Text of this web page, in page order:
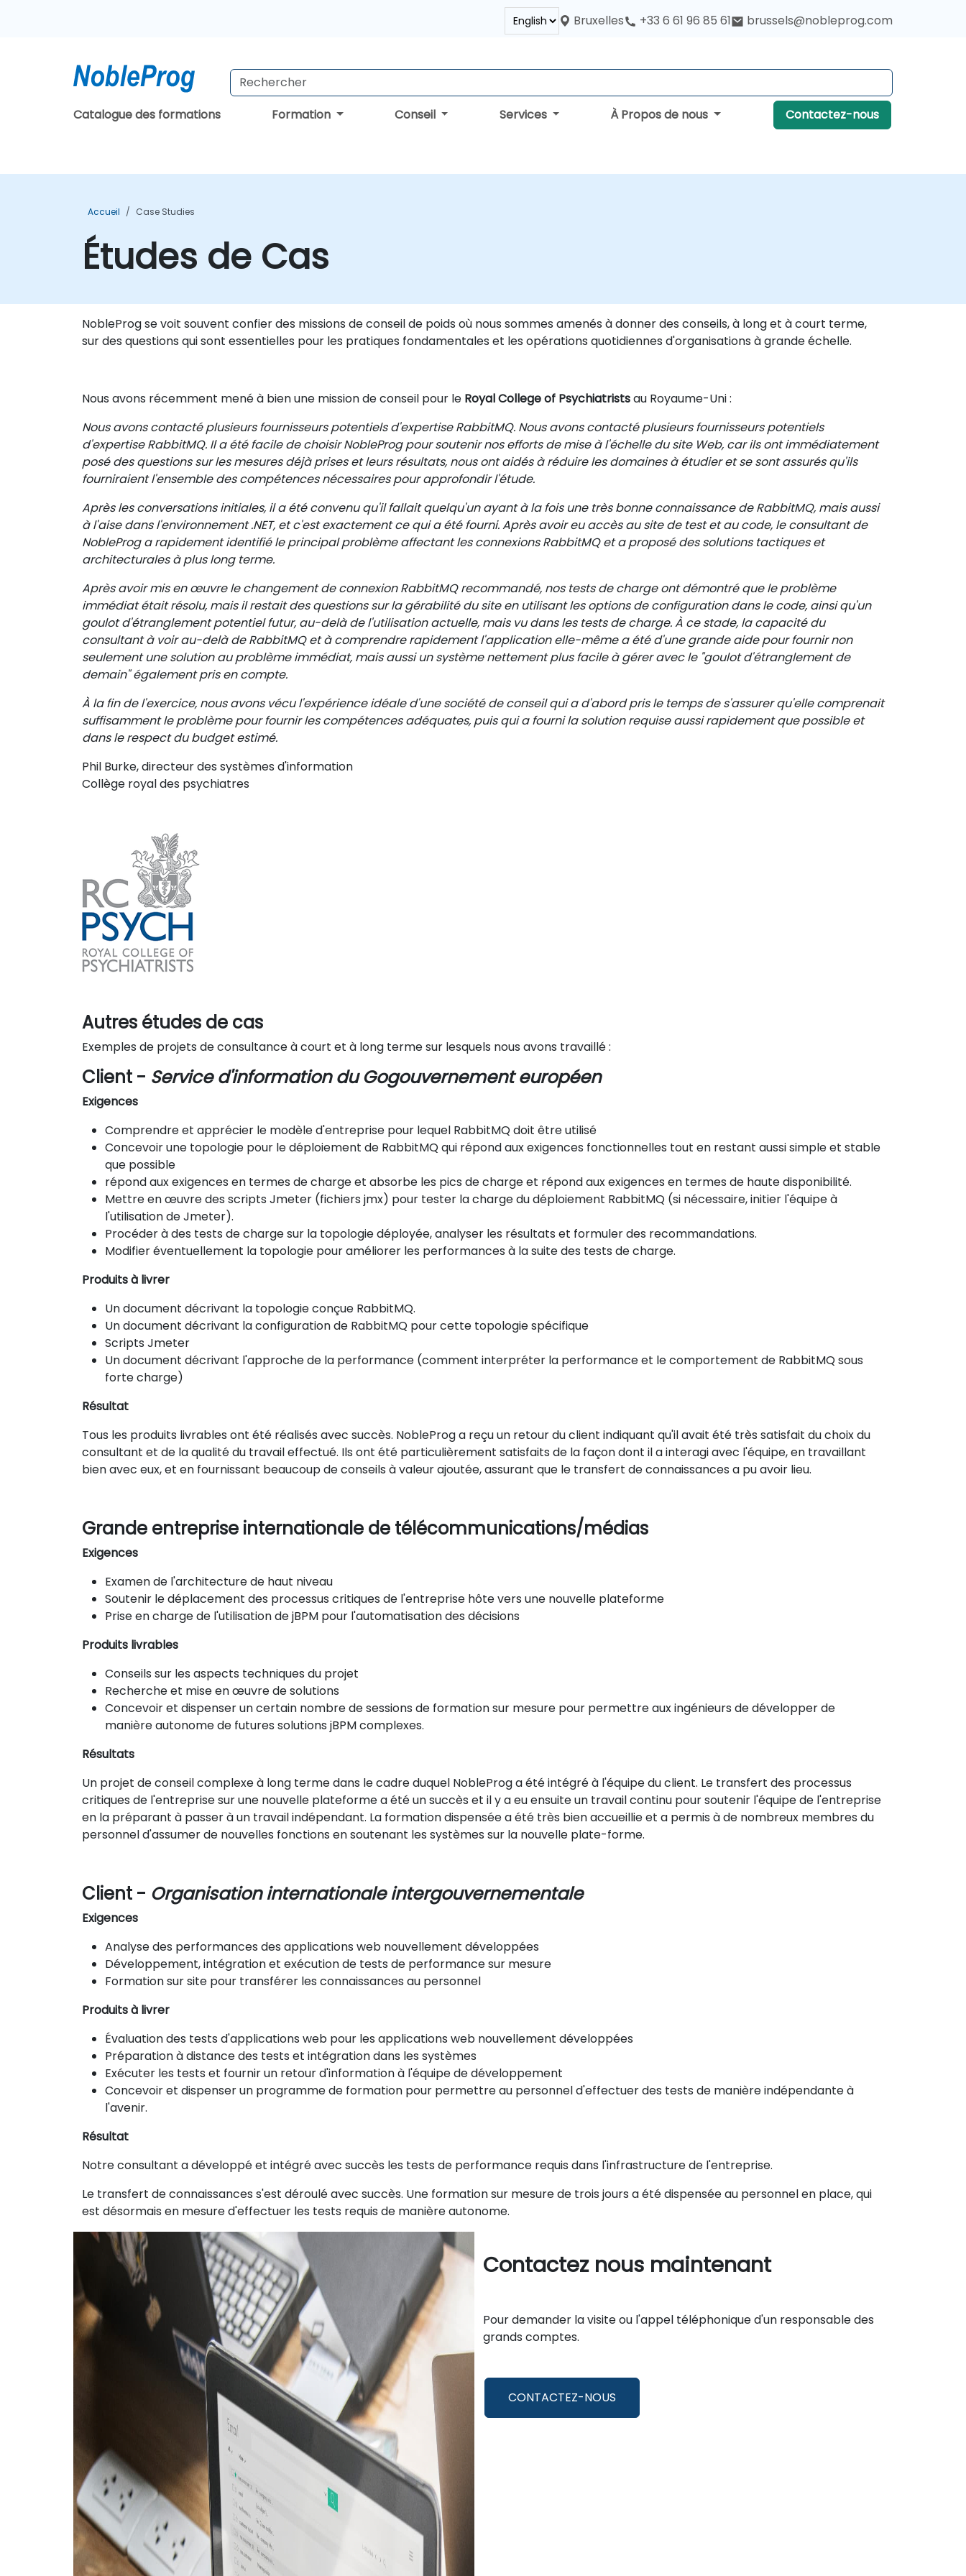
Bruxelles +33 6 61 96 85 61 brussels@nobleprog.com
Catalogue des formations Formation Conseil Services À Propos de nous Contactez-nous
Accueil Case Studies
Études de Cas
NobleProg se voit souvent confier des missions de conseil de poids où nous sommes amenés à donner des conseils, à long et à court terme,
sur des questions qui sont essentielles pour les pratiques fondamentales et les opérations quotidiennes d'organisations à grande échelle.
Nous avons récemment mené à bien une mission de conseil pour le Royal College of Psychiatristsau Royaume-Uni :
Nous avons contacté plusieurs fournisseurs potentiels d'expertise RabbitMQ. Nous avons contacté plusieurs fournisseurs potentiels
d'expertise RabbitMQ. Il a été facile de choisir NobleProg pour soutenir nos efforts de mise à l'échelle du site Web, car ils ont immédiatement
posé des questions sur les mesures déjà prises et leurs résultats, nous ont aidés à réduire les domaines à étudier et se sont assurés qu'ils
fourniraient l'ensemble des compétences nécessaires pour approfondir l'étude.
Après les conversations initiales, il a été convenu qu'il fallait quelqu'un ayant à la fois une très bonne connaissance de RabbitMQ, mais aussi
à l'aise dans l'environnement .NET, et c'est exactement ce qui a été fourni. Après avoir eu accès au site de test et au code, le consultant de
NobleProg a rapidement identifié le principal problème affectant les connexions RabbitMQ et a proposé des solutions tactiques et
architecturales à plus long terme.
Après avoir mis en œuvre le changement de connexion RabbitMQ recommandé, nos tests de charge ont démontré que le problème
immédiat était résolu, mais il restait des questions sur la gérabilité du site en utilisant les options de configuration dans le code, ainsi qu'un
goulot d'étranglement potentiel futur, au-delà de l'utilisation actuelle, mais vu dans les tests de charge. À ce stade, la capacité du
consultant à voir au-delà de RabbitMQ et à comprendre rapidement l'application elle-même a été d'une grande aide pour fournir non
seulement une solution au problème immédiat, mais aussi un système nettement plus facile à gérer avec le "goulot d'étranglement de
demain" également pris en compte.
À la fin de l'exercice, nous avons vécu l'expérience idéale d'une société de conseil qui a d'abord pris le temps de s'assurer qu'elle comprenait
suffisamment le problème pour fournir les compétences adéquates, puis qui a fourni la solution requise aussi rapidement que possible et
dans le respect du budget estimé.
Phil Burke, directeur des systèmes d'information
Collège royal des psychiatres
Autres études de cas
Exemples de projets de consultance à court et à long terme sur lesquels nous avons travaillé :
Client - Service d'information du Gogouvernement européen
Exigences
Comprendre et apprécier le modèle d'entreprise pour lequel RabbitMQ doit être utilisé
Concevoir une topologie pour le déploiement de RabbitMQ qui répond aux exigences fonctionnelles tout en restant aussi simple et stable
que possible
répond aux exigences en termes de charge et absorbe les pics de charge et répond aux exigences en termes de haute disponibilité.
Mettre en œuvre des scripts Jmeter (fichiers jmx) pour tester la charge du déploiement RabbitMQ (si nécessaire, initier l'équipe à
l'utilisation de Jmeter).
Procéder à des tests de charge sur la topologie déployée, analyser les résultats et formuler des recommandations.
Modifier éventuellement la topologie pour améliorer les performances à la suite des tests de charge.
Produits à livrer
Un document décrivant la topologie conçue RabbitMQ.
Un document décrivant la configuration de RabbitMQ pour cette topologie spécifique
Scripts Jmeter
Un document décrivant l'approche de la performance (comment interpréter la performance et le comportement de RabbitMQ sous
forte charge)
Résultat
Tous les produits livrables ont été réalisés avec succès. NobleProg a reçu un retour du client indiquant qu'il avait été très satisfait du choix du
consultant et de la qualité du travail effectué. Ils ont été particulièrement satisfaits de la façon dont il a interagi avec l'équipe, en travaillant
bien avec eux, et en fournissant beaucoup de conseils à valeur ajoutée, assurant que le transfert de connaissances a pu avoir lieu.
Grande entreprise internationale de télécommunications/médias
Exigences
Examen de l'architecture de haut niveau
Soutenir le déplacement des processus critiques de l'entreprise hôte vers une nouvelle plateforme
Prise en charge de l'utilisation de jBPM pour l'automatisation des décisions
Produits livrables
Conseils sur les aspects techniques du projet
Recherche et mise en œuvre de solutions
Concevoir et dispenser un certain nombre de sessions de formation sur mesure pour permettre aux ingénieurs de développer de
manière autonome de futures solutions jBPM complexes.
Résultats
Un projet de conseil complexe à long terme dans le cadre duquel NobleProg a été intégré à l'équipe du client. Le transfert des processus
critiques de l'entreprise sur une nouvelle plateforme a été un succès et il y a eu ensuite un travail continu pour soutenir l'équipe de l'entreprise
en la préparant à passer à un travail indépendant. La formation dispensée a été très bien accueillie et a permis à de nombreux membres du
personnel d'assumer de nouvelles fonctions en soutenant les systèmes sur la nouvelle plate-forme.
Client - Organisation internationale intergouvernementale
Exigences
Analyse des performances des applications web nouvellement développées
Développement, intégration et exécution de tests de performance sur mesure
Formation sur site pour transférer les connaissances au personnel
Produits à livrer
Évaluation des tests d'applications web pour les applications web nouvellement développées
Préparation à distance des tests et intégration dans les systèmes
Exécuter les tests et fournir un retour d'information à l'équipe de développement
Concevoir et dispenser un programme de formation pour permettre au personnel d'effectuer des tests de manière indépendante à
l'avenir.
Résultat
Notre consultant a développé et intégré avec succès les tests de performance requis dans l'infrastructure de l'entreprise.
Le transfert de connaissances s'est déroulé avec succès. Une formation sur mesure de trois jours a été dispensée au personnel en place, qui
est désormais en mesure d'effectuer les tests requis de manière autonome.
Contactez nous maintenant
Pour demander la visite ou l'appel téléphonique d'un responsable des
grands comptes.
CONTACTEZ-NOUS